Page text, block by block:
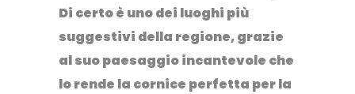
Di certo è uno dei luoghi più
suggestivi della regione, grazie
al suo paesaggio incantevole che
lo rende la cornice perfetta per la